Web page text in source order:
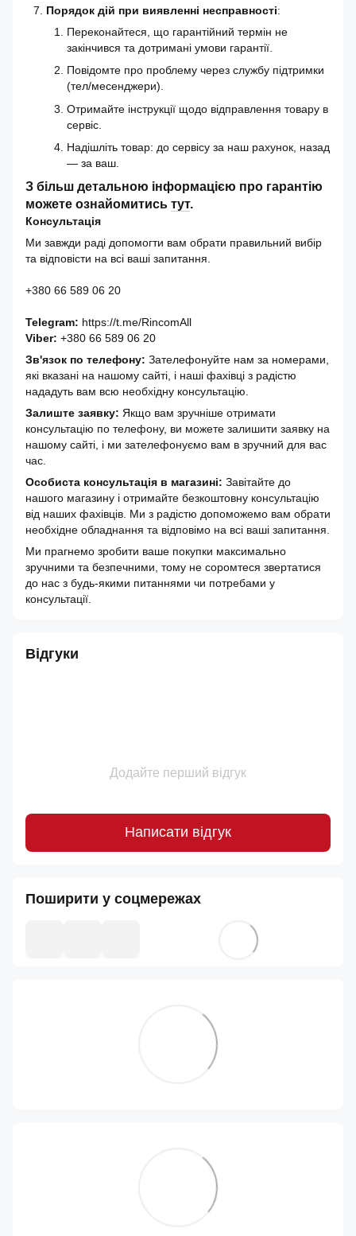
Порядок дій при виявленні несправності:
Переконайтеся, що гарантійний термін не
закінчився та дотримані умови гарантії.
Повідомте про проблему через службу підтримки
(тел/месенджери).
Отримайте інструкції щодо відправлення товару в
сервіс.
Надішліть товар: до сервісу за наш рахунок, назад
— за ваш.
З більш детальною інформацією про гарантію
можете ознайомитись тут.
Консультація
Ми завжди раді допомогти вам обрати правильний вибір
та відповісти на всі ваші запитання.
+380 66 589 06 20
Telegram: https://t.me/RincomAll
Viber: +380 66 589 06 20
Зв'язок по телефону: Зателефонуйте нам за номерами,
які вказані на нашому сайті, і наші фахівці з радістю
нададуть вам всю необхідну консультацію.
Залиште заявку: Якщо вам зручніше отримати
консультацію по телефону, ви можете залишити заявку на
нашому сайті, і ми зателефонуємо вам в зручний для вас
час.
Особиста консультація в магазині: Завітайте до
нашого магазину і отримайте безкоштовну консультацію
від наших фахівців. Ми з радістю допоможемо вам обрати
необхідне обладнання та відповімо на всі ваші запитання.
Ми прагнемо зробити ваше покупки максимально
зручними та безпечними, тому не соромтеся звертатися
до нас з будь-якими питаннями чи потребами у
консультації.
Відгуки
Додайте перший відгук
Написати відгук
Поширити у соцмережах